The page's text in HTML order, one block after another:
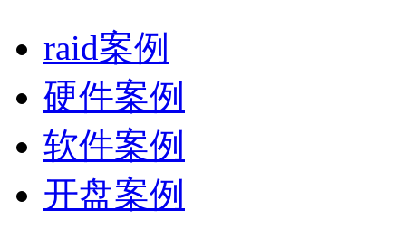
raid案例
硬件案例
软件案例
开盘案例